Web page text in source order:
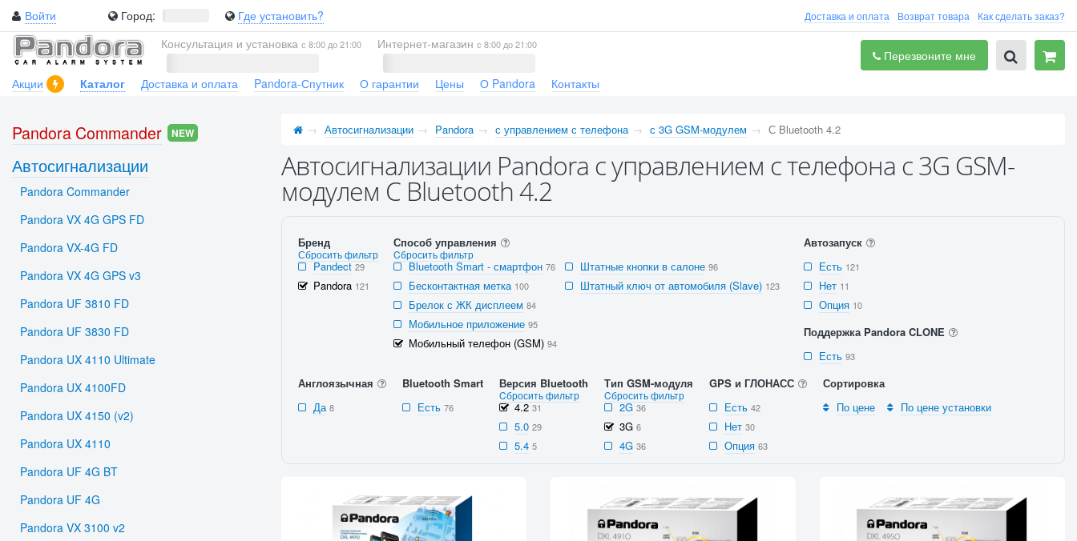
Войти Город: Где установить? Доставка и оплата Возврат товара Как сделать заказ?
Консультация и установка с 8:00 до 21:00 Интернет-магазин с 8:00 до 21:00
Перезвоните мне
Акции
Каталог Доставка и оплата Pandora-Спутник О гарантии Цены О Pandora Контакты
Автосигнализации Pandora с управлением с телефона с 3G GSM-модулем С Bluetooth 4.2
Автосигнализации Pandora с управлением с телефона с 3G GSM-
модулем С Bluetooth 4.2
Бренд
Сбросить фильтр
Pandect 29
Pandora 121
Способ управления
Cбросить фильтр
Bluetooth Smart - смартфон 76
Бесконтактная метка 100
Брелок с ЖК дисплеем 84
Мобильное приложение 95
Мобильный телефон (GSM) 94
Штатные кнопки в салоне 96
Штатный ключ от автомобиля (Slave) 123
Автозапуск
Есть 121
Нет 11
Опция 10
Поддержка Pandora CLONE
Есть 93
Англоязычная
Да 8
Bluetooth Smart
Есть 76
Версия Bluetooth
Cбросить фильтр
4.231
5.0 29
5.4 5
Тип GSM-модуля
Cбросить фильтр
2G 36
3G 6
4G 36
GPS и ГЛОНАСС
Есть 42
Нет 30
Опция 63
Сортировка
По цене
По цене установки
Pandora Commander NEW
Автосигнализации
Pandora Commander
Pandora VX 4G GPS FD
Pandora VX-4G FD
Pandora VX 4G GPS v3
Pandora UF 3810 FD
Pandora UF 3830 FD
Pandora UX 4110 Ultimate
Pandora UX 4100FD
Pandora UX 4150 (v2)
Pandora UX 4110
Pandora UF 4G BT
Pandora UF 4G
Pandora VX 3100 v2